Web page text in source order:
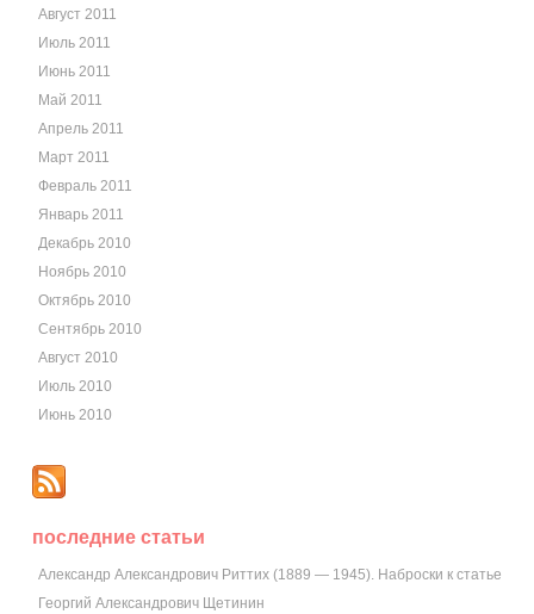
Август 2011
Июль 2011
Июнь 2011
Май 2011
Апрель 2011
Март 2011
Февраль 2011
Январь 2011
Декабрь 2010
Ноябрь 2010
Октябрь 2010
Сентябрь 2010
Август 2010
Июль 2010
Июнь 2010
последние статьи
Александр Александрович Риттих (1889 — 1945). Наброски к статье
Георгий Александрович Щетинин